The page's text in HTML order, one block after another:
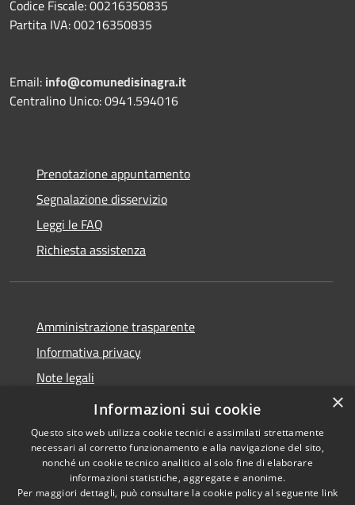
Codice Fiscale: 00216350835
Partita IVA: 00216350835
Email: info@comunedisinagra.it
Centralino Unico: 0941.594016
Prenotazione appuntamento
Segnalazione disservizio
Leggi le FAQ
Richiesta assistenza
Amministrazione trasparente
Informativa privacy
Note legali
Dichiarazione di accessibilità
Copyright © 2026 • Comune di
×
Informazioni sui cookie
Questo sito web utilizza cookie tecnici e assimilati strettamente
necessari al corretto funzionamento e alla navigazione del sito,
nonché un cookie tecnico analitico al solo fine di elaborare
informazioni statistiche, aggregate e anonime.
Per maggiori dettagli, può consultare la cookie policy al seguente link